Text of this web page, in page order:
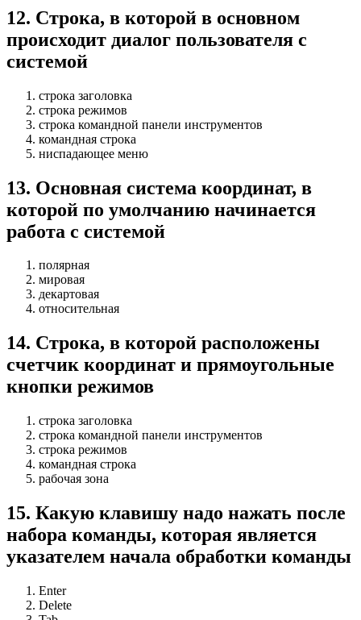
12. Строка, в которой в основном
происходит диалог пользователя с
системой
строка заголовка
строка режимов
строка командной панели инструментов
командная строка
ниспадающее меню
13. Основная система координат, в
которой по умолчанию начинается
работа с системой
полярная
мировая
декартовая
относительная
14. Строка, в которой расположены
счетчик координат и прямоугольные
кнопки режимов
строка заголовка
строка командной панели инструментов
строка режимов
командная строка
рабочая зона
15. Какую клавишу надо нажать после
набора команды, которая является
указателем начала обработки команды
Enter
Delete